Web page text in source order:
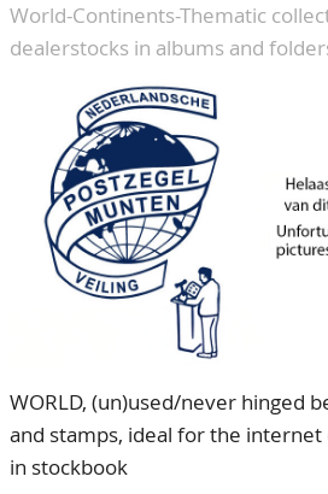
KEURINGSDIENST
OVER ONS
Ons Team
80 jarig bestaan
CONTACT
ACCOUNT
World-Continents-Thematic
dealerstocks in albums and
WORLD, (un)used/never hinged
and stamps, ideal for the internet
in stockbook